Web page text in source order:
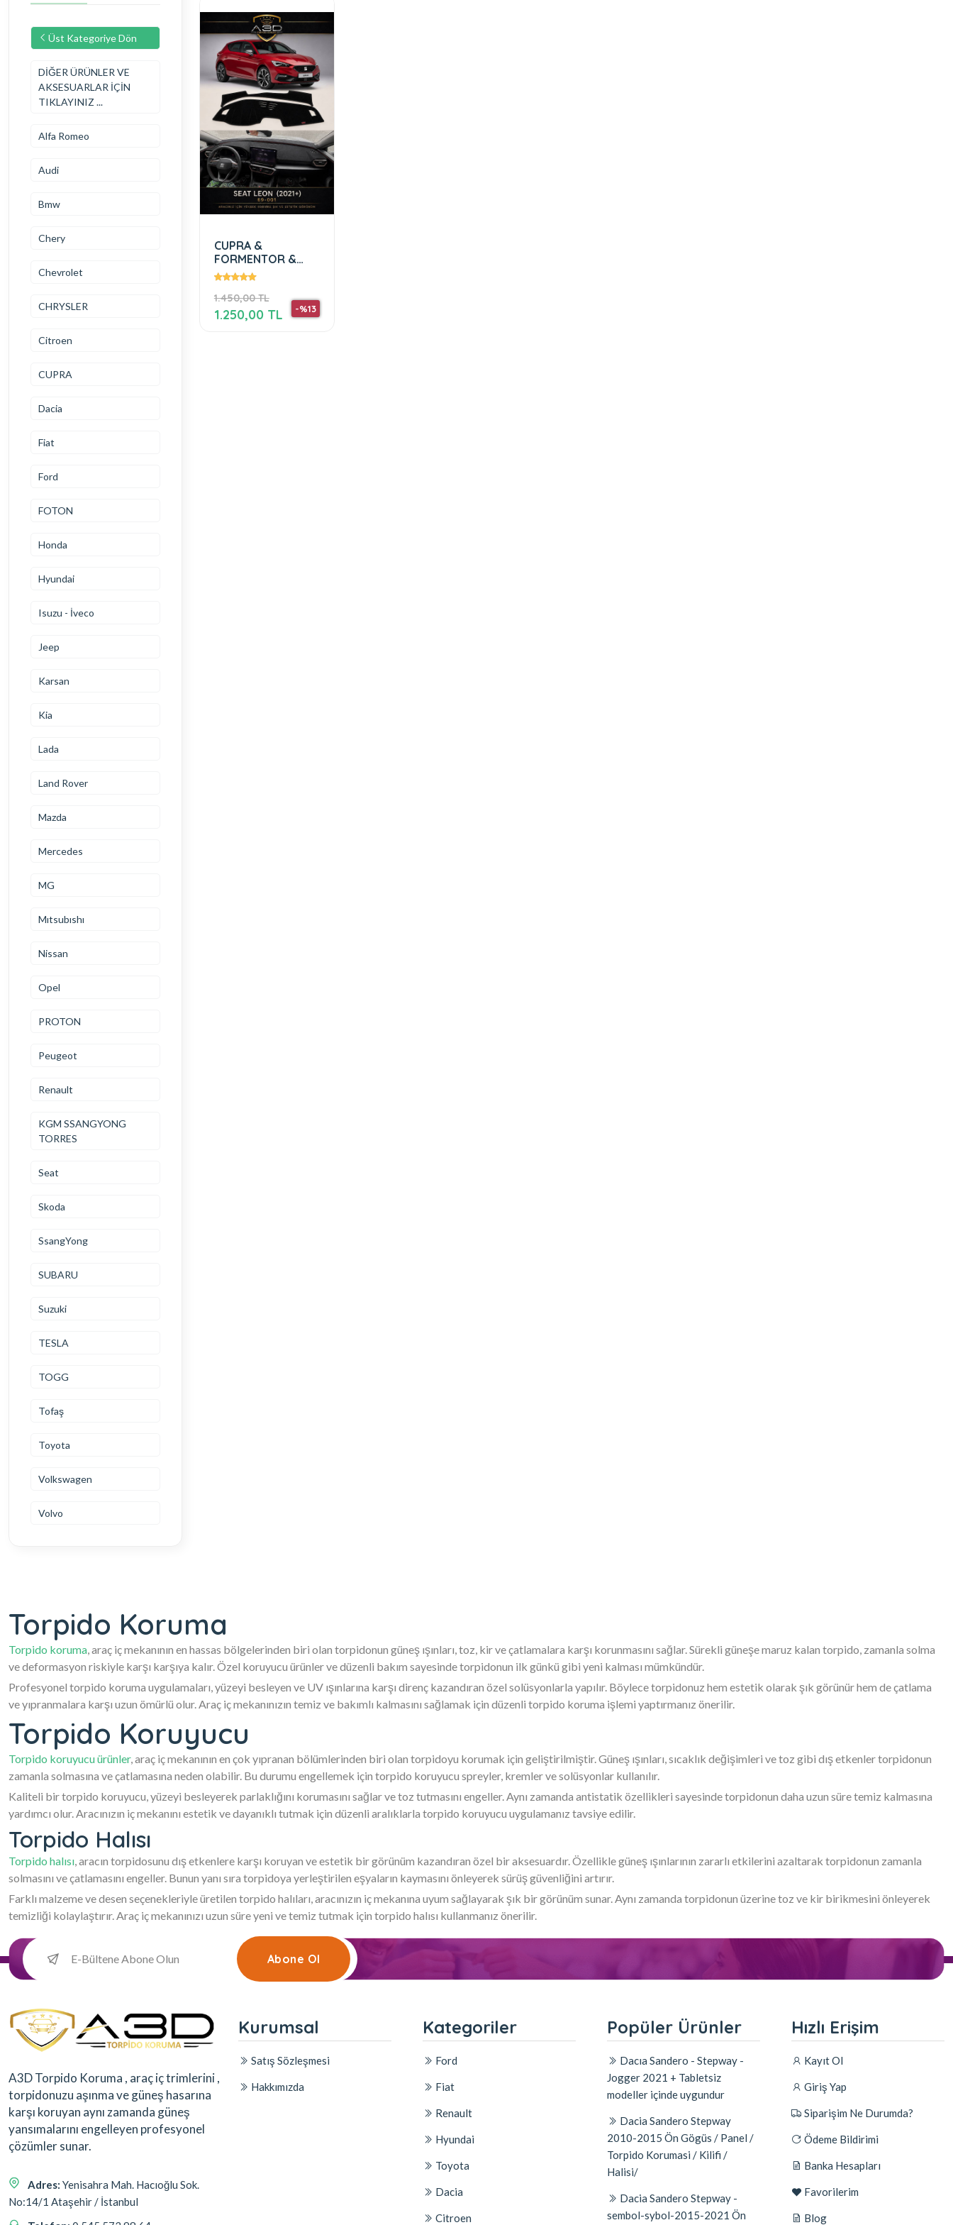
Üst Kategoriye Dön
DİĞER ÜRÜNLER VE
AKSESUARLAR İÇİN
TIKLAYINIZ ...
Alfa Romeo
Audi
Bmw
Chery
Chevrolet
CHRYSLER
Citroen
CUPRA
Dacia
Fiat
Ford
FOTON
Honda
Hyundai
Isuzu - İveco
Jeep
Karsan
Kia
Lada
Land Rover
Mazda
Mercedes
MG
Mıtsubıshı
Nissan
Opel
PROTON
Peugeot
Renault
KGM SSANGYONG
TORRES
Seat
Skoda
SsangYong
SUBARU
Suzuki
TESLA
TOGG
Tofaş
Toyota
Volkswagen
Volvo
CUPRA &
FORMENTOR &
LEON ( 2021 + )
1.450,00 TL
-%13
1.250,00 TL
Torpido Koruma
Torpido koruma, araç iç mekanının en hassas bölgelerinden biri olan torpidonun güneş ışınları, toz, kir ve çatlamalara karşı korunmasını sağlar. Sürekli güneşe maruz kalan torpido, zamanla solma
ve deformasyon riskiyle karşı karşıya kalır. Özel koruyucu ürünler ve düzenli bakım sayesinde torpidonun ilk günkü gibi yeni kalması mümkündür.
Profesyonel torpido koruma uygulamaları, yüzeyi besleyen ve UV ışınlarına karşı direnç kazandıran özel solüsyonlarla yapılır. Böylece torpidonuz hem estetik olarak şık görünür hem de çatlama
ve yıpranmalara karşı uzun ömürlü olur. Araç iç mekanınızın temiz ve bakımlı kalmasını sağlamak için düzenli torpido koruma işlemi yaptırmanız önerilir.
Torpido Koruyucu
Torpido koruyucu ürünler, araç iç mekanının en çok yıpranan bölümlerinden biri olan torpidoyu korumak için geliştirilmiştir. Güneş ışınları, sıcaklık değişimleri ve toz gibi dış etkenler torpidonun
zamanla solmasına ve çatlamasına neden olabilir. Bu durumu engellemek için torpido koruyucu spreyler, kremler ve solüsyonlar kullanılır.
Kaliteli bir torpido koruyucu, yüzeyi besleyerek parlaklığını korumasını sağlar ve toz tutmasını engeller. Aynı zamanda antistatik özellikleri sayesinde torpidonun daha uzun süre temiz kalmasına
yardımcı olur. Aracınızın iç mekanını estetik ve dayanıklı tutmak için düzenli aralıklarla torpido koruyucu uygulamanız tavsiye edilir.
Torpido Halısı
Torpido halısı, aracın torpidosunu dış etkenlere karşı koruyan ve estetik bir görünüm kazandıran özel bir aksesuardır. Özellikle güneş ışınlarının zararlı etkilerini azaltarak torpidonun zamanla
solmasını ve çatlamasını engeller. Bunun yanı sıra torpidoya yerleştirilen eşyaların kaymasını önleyerek sürüş güvenliğini artırır.
Farklı malzeme ve desen seçenekleriyle üretilen torpido halıları, aracınızın iç mekanına uyum sağlayarak şık bir görünüm sunar. Aynı zamanda torpidonun üzerine toz ve kir birikmesini önleyerek
temizliği kolaylaştırır. Araç iç mekanınızı uzun süre yeni ve temiz tutmak için torpido halısı kullanmanız önerilir.
Abone Ol
A3D Torpido Koruma , araç iç trimlerini ,
torpidonuzu aşınma ve güneş hasarına
karşı koruyan aynı zamanda güneş
yansımalarını engelleyen profesyonel
çözümler sunar.
Adres: Yenisahra Mah. Hacıoğlu Sok.
No:14/1 Ataşehir / İstanbul
Kurumsal
Satış Sözleşmesi
Hakkımızda
Kategoriler
Ford
Fiat
Renault
Hyundai
Toyota
Dacia
Citroen
Popüler Ürünler
Dacıa Sandero - Stepway -
Jogger 2021 + Tabletsiz
modeller içinde uygundur
Dacia Sandero Stepway
2010-2015 Ön Gögüs / Panel /
Torpido Korumasi / Kilifi /
Halisi/
Dacia Sandero Stepway -
sembol-sybol-2015-2021 Ön
Hızlı Erişim
Kayıt Ol
Giriş Yap
Siparişim Ne Durumda?
Ödeme Bildirimi
Banka Hesapları
Favorilerim
Blog